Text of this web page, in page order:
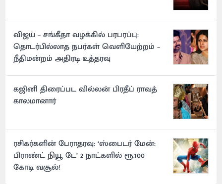
விஜய் – சங்கீதா வழக்கில் பரபரப்பு:
தொடர்பில்லாத நபர்கள் வெளியேற்றம் –
நீதிமன்றம் அதிரடி உத்தரவு
கஜினி திரைப்பட வில்லன் பிரதீப் ராவத்
காலமானார்
ரசிகர்களின் பேராதரவு: ‘ஸ்பைடர் மேன்:
பிராண்ட் நியூ டே’ 2 நாட்களில் ரூ.100
கோடி வசூல்!